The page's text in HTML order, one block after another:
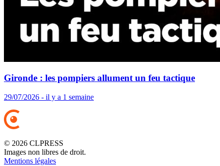
Gironde : les pompiers allument un feu tactique
29/07/2026 - il y a 1 semaine
© 2026 CLPRESS
Images non libres de droit.
Mentions légales